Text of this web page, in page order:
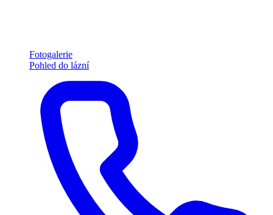
Fotogalerie
Pohled do lázní